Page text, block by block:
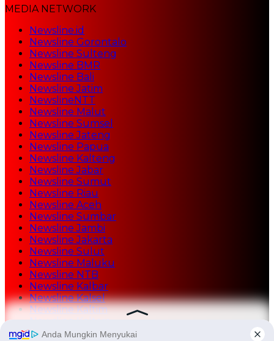
MEDIA NETWORK
Newsline.id
Newsline Gorontalo
Newsline Sulteng
Newsline BMR
Newsline Bali
Newsline Jatim
NewslineNTT
Newsline Malut
Newsline Sumsel
Newsline Jateng
Newsline Papua
Newsline Kalteng
Newsline Jabar
Newsline Sumut
Newsline Riau
Newsline Aceh
Newsline Sumbar
Newsline Jambi
Newsline Jakarta
Newsline Sulut
Newsline Maluku
Newsline NTB
Newsline Kalbar
Newsline Kalsel
Newsline Kaltim
Newsline Tekno